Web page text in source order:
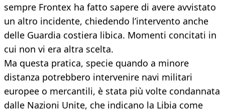
sempre Frontex ha fatto sapere di avere avvistato
un altro incidente, chiedendo l’intervento anche
delle Guardia costiera libica. Momenti concitati in
cui non vi era altra scelta.
Ma questa pratica, specie quando a minore
distanza potrebbero intervenire navi militari
europee o mercantili, è stata più volte condannata
dalle Nazioni Unite, che indicano la Libia come